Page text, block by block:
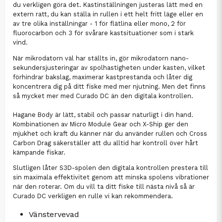
du verkligen göra det. Kastinställningen justeras lätt med en
extern ratt, du kan ställa in rullen i ett helt fritt läge eller en
av tre olika inställningar - 1 för flätlina eller mono, 2 för
fluorocarbon och 3 för svårare kastsituationer som i stark
vind.
När mikrodatorn väl har ställts in, gör mikrodatorn nano-
sekundersjusteringar av spolhastigheten under kasten, vilket
förhindrar bakslag, maximerar kastprestanda och låter dig
koncentrera dig på ditt fiske med mer njutning. Men det finns
så mycket mer med Curado DC än den digitala kontrollen.
Hagane Body är lätt, stabil och passar naturligt i din hand.
Kombinationen av Micro Module Gear och X-Ship ger den
mjukhet och kraft du känner när du använder rullen och Cross
Carbon Drag säkerställer att du alltid har kontroll över hårt
kämpande fiskar.
Slutligen låter S3D-spolen den digitala kontrollen prestera till
sin maximala effektivitet genom att minska spolens vibrationer
när den roterar. Om du vill ta ditt fiske till nästa nivå så är
Curado DC verkligen en rulle vi kan rekommendera.
Vänstervevad